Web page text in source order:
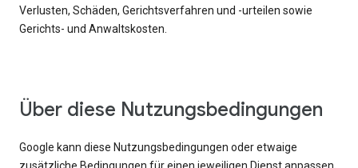
Verlusten, Schäden, Gerichtsverfahren und -urteilen sowie
Gerichts- und Anwaltskosten.
Über diese Nutzungsbedingungen
Google kann diese Nutzungsbedingungen oder etwaige